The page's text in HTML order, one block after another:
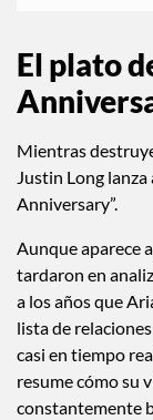
El plato
Mientras
Justin Long
Anniversary”.
Aunque aparece
tardaron en
a los años que
lista de
casi en tiempo
resume cómo su
constantemente